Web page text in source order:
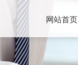
网站首页